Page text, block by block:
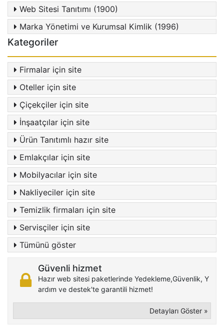
Web Sitesi Tanıtımı (1900)
Marka Yönetimi ve Kurumsal Kimlik (1996)
Kategoriler
Firmalar için site
Oteller için site
Çiçekçiler için site
İnşaatçılar için site
Ürün Tanıtımlı hazır site
Emlakçılar için site
Mobilyacılar için site
Nakliyeciler için site
Temizlik firmaları için site
Servisçiler için site
Tümünü göster
Güvenli hizmet
Hazır web sitesi paketlerinde Yedekleme,Güvenlik, Y
ardım ve destek'te garantili hizmet!
Detayları Göster »